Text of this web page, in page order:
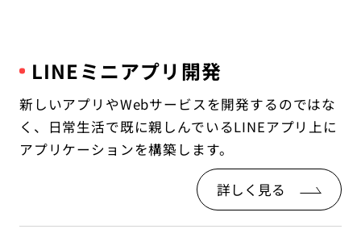
LINEミニアプリ開発
新しいアプリやWebサービスを開発するのではな
く、日常生活で既に親しんでいるLINEアプリ上に
アプリケーションを構築します。
詳しく見る